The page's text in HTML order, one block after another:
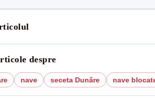
despre
nave seceta Dunăre nave